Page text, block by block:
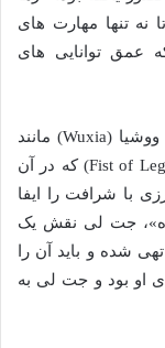
نه تنها مهارت های
عمق توانایی های
این نقش با نقش های پیشین او در فیلم های ووشیا (Wuxia) مانند
«قهرمان» (Hero) یا «مشت افسانه ای» (Fist of Legend) که در آن
با شرافت را ایفا
جت لی نقش یک
شده و باید آن را
او بود و جت لی به